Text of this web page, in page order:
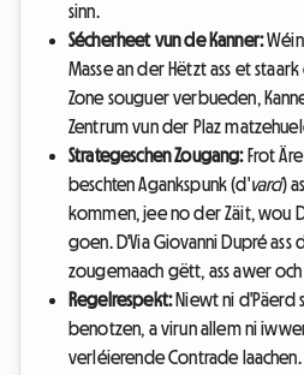
sinn.
Sécherheet vun de Kanner:
Masse an der Hëtzt ass et
Zone souguer verbueden,
Zentrum vun der Plaz
Strategeschen Zougang:Frot
beschten Agankspunk (d'varci)
kommen, jee no der Zäit, wou
goen. D'Via Giovanni Dupré ass
zougemaach gëtt, ass awer
Regelrespekt:Niewt ni d'Päerd
benotzen, a virun allem ni
verléierende Contrade